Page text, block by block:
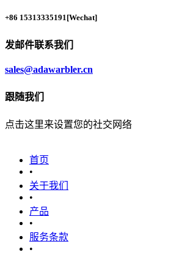
+86 15313335191[Wechat]
发邮件联系我们
sales@adawarbler.cn
跟随我们
点击这里来设置您的社交网络
首页
•
关于我们
•
产品
•
‎服务条款‎
•